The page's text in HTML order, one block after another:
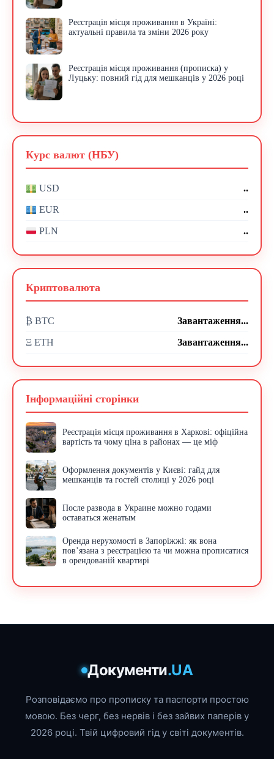
Реєстрація місця проживання в Україні:
актуальні правила та зміни 2026 року
Реєстрація місця проживання (прописка) у
Луцьку: повний гід для мешканців у 2026 році
Курс валют (НБУ)
USD ..
EUR ..
PLN ..
Криптовалюта
₿ BTC Завантаження...
Ξ ETH Завантаження...
Інформаційні сторінки
Реєстрація місця проживання в Харкові: офіційна
вартість та чому ціна в районах — це міф
Оформлення документів у Києві: гайд для
мешканців та гостей столиці у 2026 році
После развода в Украине можно годами
оставаться женатым
Оренда нерухомості в Запоріжжі: як вона
пов’язана з реєстрацією та чи можна прописатися
в орендованій квартирі
Документи.UA
Розповідаємо про прописку та паспорти простою
мовою. Без черг, без нервів і без зайвих паперів у
2026 році. Твій цифровий гід у світі документів.